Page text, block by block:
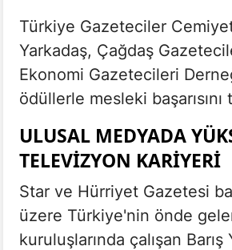
Türkiye Gazeteciler
Yarkadaş, Çağdaş
Ekonomi Gazetecileri
ödüllerle mesleki
ULUSAL MEDYADA
TELEVIZYON KARIYERI
Star ve Hürriyet Gazetesi
üzere Türkiye'nin önde
kuruluşlarında çalışan Barış